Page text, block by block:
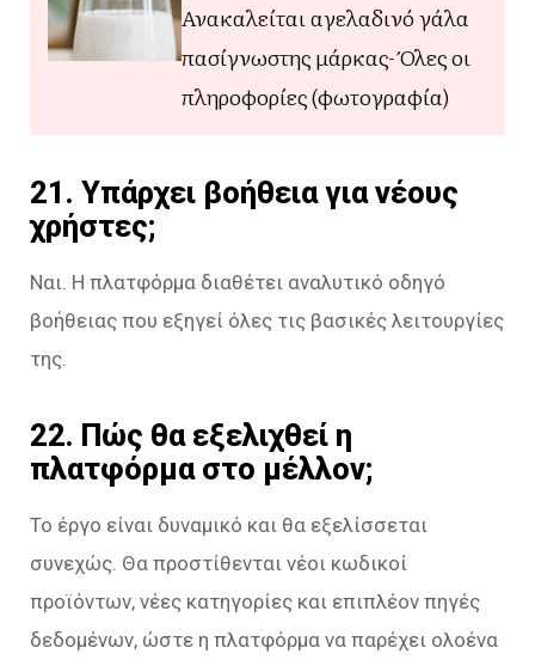
Ανακαλείται αγελαδινό γάλα
πασίγνωστης μάρκας- Όλες οι
πληροφορίες (φωτογραφία)
21. Υπάρχει βοήθεια για νέους
χρήστες;
Ναι. Η πλατφόρμα διαθέτει αναλυτικό οδηγό
βοήθειας που εξηγεί όλες τις βασικές λειτουργίες
της.
22. Πώς θα εξελιχθεί η
πλατφόρμα στο μέλλον;
Το έργο είναι δυναμικό και θα εξελίσσεται
συνεχώς. Θα προστίθενται νέοι κωδικοί
προϊόντων, νέες κατηγορίες και επιπλέον πηγές
δεδομένων, ώστε η πλατφόρμα να παρέχει ολοένα